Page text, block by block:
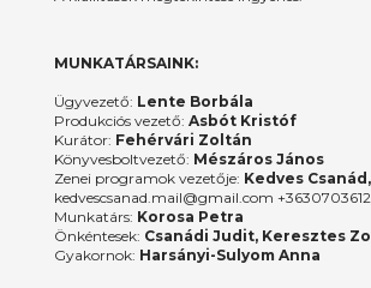
MUNKATÁRSAINK:
Ügyvezető: Lente Borbála
Produkciós vezető: Asbót Kristóf
Kurátor: Fehérvári Zoltán
Könyvesboltvezető: Mészáros János
Zenei programok vezetője: Kedves Csanád,
kedvescsanad.mail@gmail.com
Munkatárs: Korosa Petra
Önkéntesek: Csanádi Judit, Keresztes
Gyakornok: Harsányi-Sulyom Anna